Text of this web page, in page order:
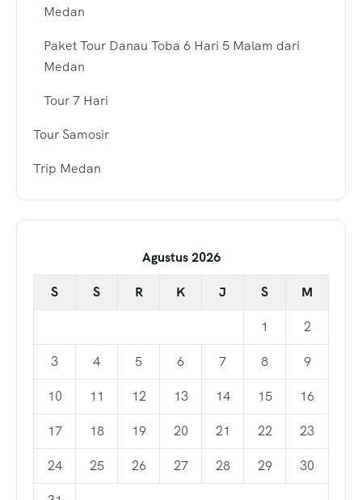
Medan
Paket Tour Danau Toba 6 Hari 5 Malam dari
Medan
Tour 7 Hari
Tour Samosir
Trip Medan
Agustus 2026
S S R K J S M
1 2
3 4 5 6 7 8 9
10 11 12 13 14 15 16
17 18 19 20 21 22 23
24 25 26 27 28 29 30